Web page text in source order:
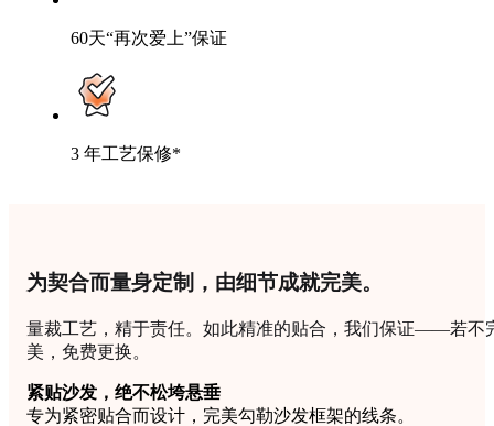
60天“再次爱上”保证
3 年工艺保修*
为契合而量身定制，由细节成就完美。
量裁工艺，精于责任。如此精准的贴合，我们保证——若不
美，免费更换。
紧贴沙发，绝不松垮悬垂
专为紧密贴合而设计，完美勾勒沙发框架的线条。